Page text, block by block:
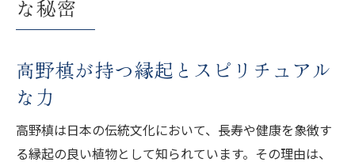
な秘密
高野槙が持つ縁起とスピリチュアル
な力
高野槙は日本の伝統文化において、長寿や健康を象徴す
る縁起の良い植物として知られています。その理由は、